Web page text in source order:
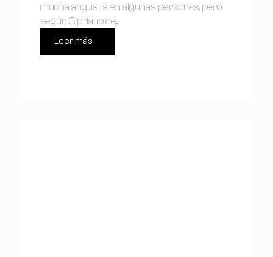
mucha angustia en algunas personas, pero
según Cipriano de...
Leer más